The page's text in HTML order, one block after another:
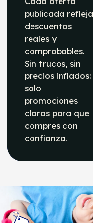
publicada refleja
descuentos
reales y
comprobables.
Sin trucos, sin
precios inflados:
solo
promociones
claras para que
compres con
confianza.